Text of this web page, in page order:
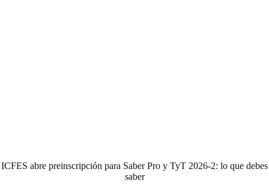
ICFES abre preinscripción para Saber Pro y TyT 2026-2: lo que debes
saber